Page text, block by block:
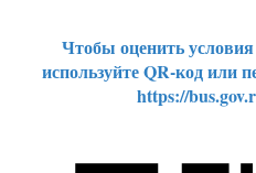
Чтобы оценить
используйте QR-код или
https://